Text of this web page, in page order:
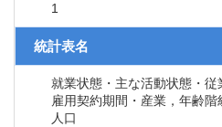
1
統計表名
就業状態・主な活動状態・従
雇用契約期間・産業，年齢
人口